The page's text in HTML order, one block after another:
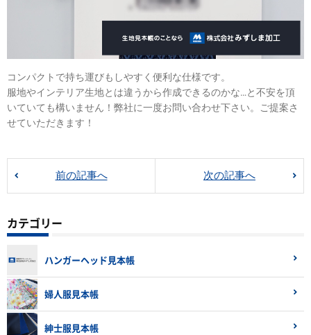
コンパクトで持ち運びもしやすく便利な仕様です。
服地やインテリア生地とは違うから作成できるのかな…と不安を頂
いていても構いません！弊社に一度お問い合わせ下さい。ご提案さ
せていただきます！
前の記事へ 次の記事へ
カテゴリー
ハンガーヘッド見本帳
婦人服見本帳
紳士服見本帳